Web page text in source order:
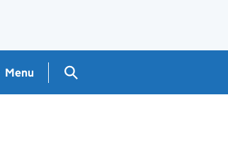
Menu Search GOV.UK